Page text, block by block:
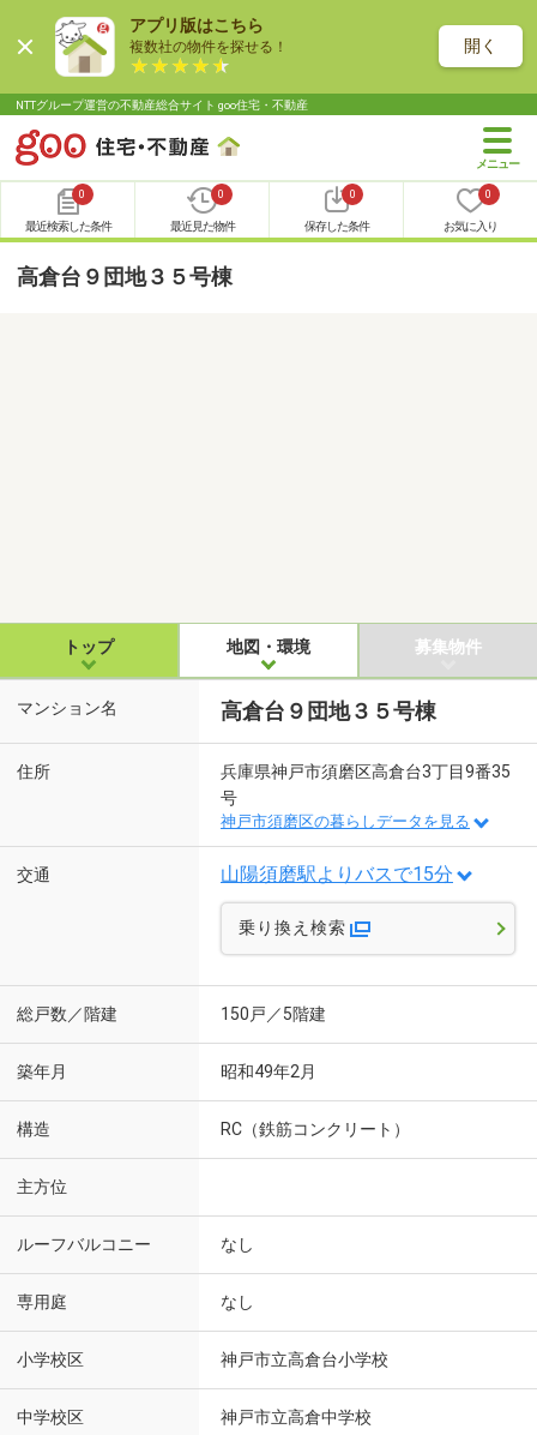
アプリ版はこちら
複数社の物件を探せる！ 開く
NTTグループ運営の不動産総合サイト goo住宅・不動産
0
最近検索した条件
0
最近見た物件
0
保存した条件
0
お気に入り
高倉台９団地３５号棟
トップ 地図・環境 募集物件
マンション名 高倉台９団地３５号棟
住所
兵庫県神戸市須磨区高倉台3丁目9番35
号
神戸市須磨区の暮らしデータを見る
交通 山陽須磨駅よりバスで15分
乗り換え検索
総戸数／階建 150戸／5階建
築年月 昭和49年2月
構造 RC（鉄筋コンクリート）
主方位
ルーフバルコニー なし
専用庭 なし
小学校区 神戸市立高倉台小学校
中学校区 神戸市立高倉中学校